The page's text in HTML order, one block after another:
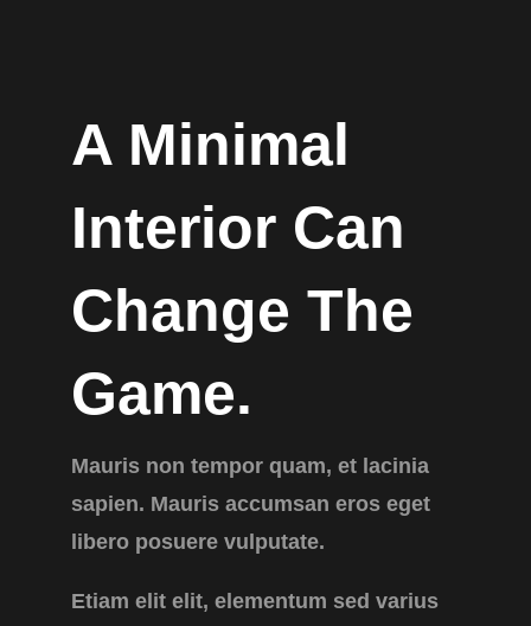
A Minimal
Interior Can
Change The
Game.
Mauris non tempor quam, et lacinia
sapien. Mauris accumsan eros eget
libero posuere vulputate.
Etiam elit elit, elementum sed varius